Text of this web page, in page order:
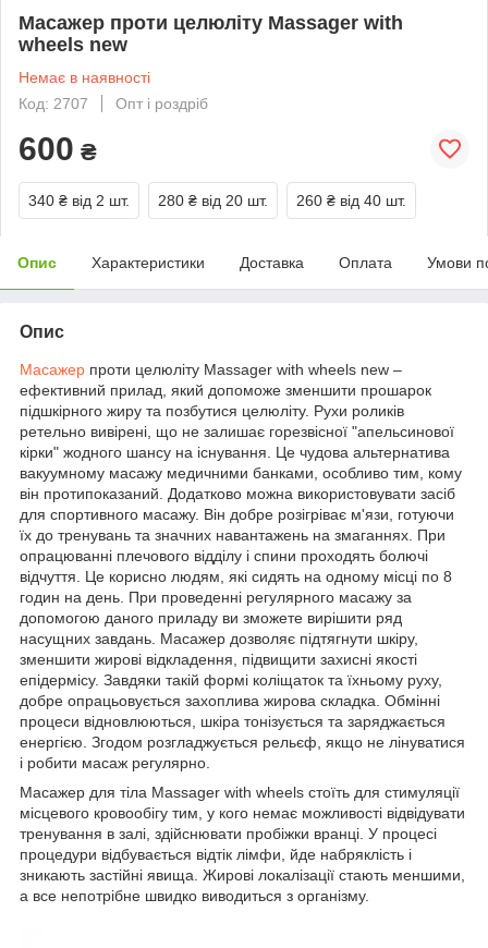
Масажер проти целюліту Massager with
wheels new
Немає в наявності
Код: 2707
Опт і роздріб
600 ₴
340 ₴ від 2 шт. 280 ₴ від 20 шт. 260 ₴ від 40 шт.
Опис Характеристики Доставка Оплата Умови
Опис
Масажер проти целюліту Massager with wheels new –
ефективний прилад, який допоможе зменшити прошарок
підшкірного жиру та позбутися целюліту. Рухи роликів
ретельно вивірені, що не залишає горезвісної "апельсинової
кірки" жодного шансу на існування. Це чудова альтернатива
вакуумному масажу медичними банками, особливо тим, кому
він протипоказаний. Додатково можна використовувати засіб
для спортивного масажу. Він добре розігріває м'язи, готуючи
їх до тренувань та значних навантажень на змаганнях. При
опрацюванні плечового відділу і спини проходять болючі
відчуття. Це корисно людям, які сидять на одному місці по 8
годин на день. При проведенні регулярного масажу за
допомогою даного приладу ви зможете вирішити ряд
насущних завдань. Масажер дозволяє підтягнути шкіру,
зменшити жирові відкладення, підвищити захисні якості
епідермісу. Завдяки такій формі коліщаток та їхньому руху,
добре опрацьовується захоплива жирова складка. Обмінні
процеси відновлюються, шкіра тонізується та заряджається
енергією. Згодом розгладжується рельєф, якщо не лінуватися
і робити масаж регулярно.
Масажер для тіла Massager with wheels стоїть для стимуляції
місцевого кровообігу тим, у кого немає можливості відвідувати
тренування в залі, здійснювати пробіжки вранці. У процесі
процедури відбувається відтік лімфи, йде набряклість і
зникають застійні явища. Жирові локалізації стають меншими,
а все непотрібне швидко виводиться з організму.